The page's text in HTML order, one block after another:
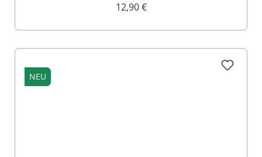
12,90 €
NEU